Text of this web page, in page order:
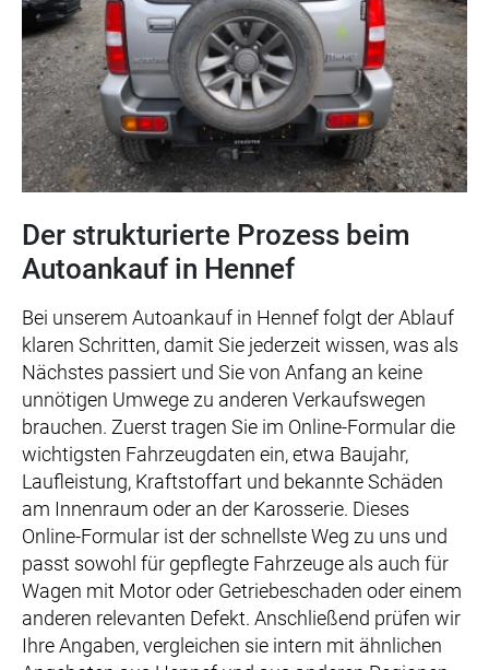
Der strukturierte Prozess beim
Autoankauf in Hennef
Bei unserem Autoankauf in Hennef folgt der Ablauf
klaren Schritten, damit Sie jederzeit wissen, was als
Nächstes passiert und Sie von Anfang an keine
unnötigen Umwege zu anderen Verkaufswegen
brauchen. Zuerst tragen Sie im Online-Formular die
wichtigsten Fahrzeugdaten ein, etwa Baujahr,
Laufleistung, Kraftstoffart und bekannte Schäden
am Innenraum oder an der Karosserie. Dieses
Online-Formular ist der schnellste Weg zu uns und
passt sowohl für gepflegte Fahrzeuge als auch für
Wagen mit Motor oder Getriebeschaden oder einem
anderen relevanten Defekt. Anschließend prüfen wir
Ihre Angaben, vergleichen sie intern mit ähnlichen